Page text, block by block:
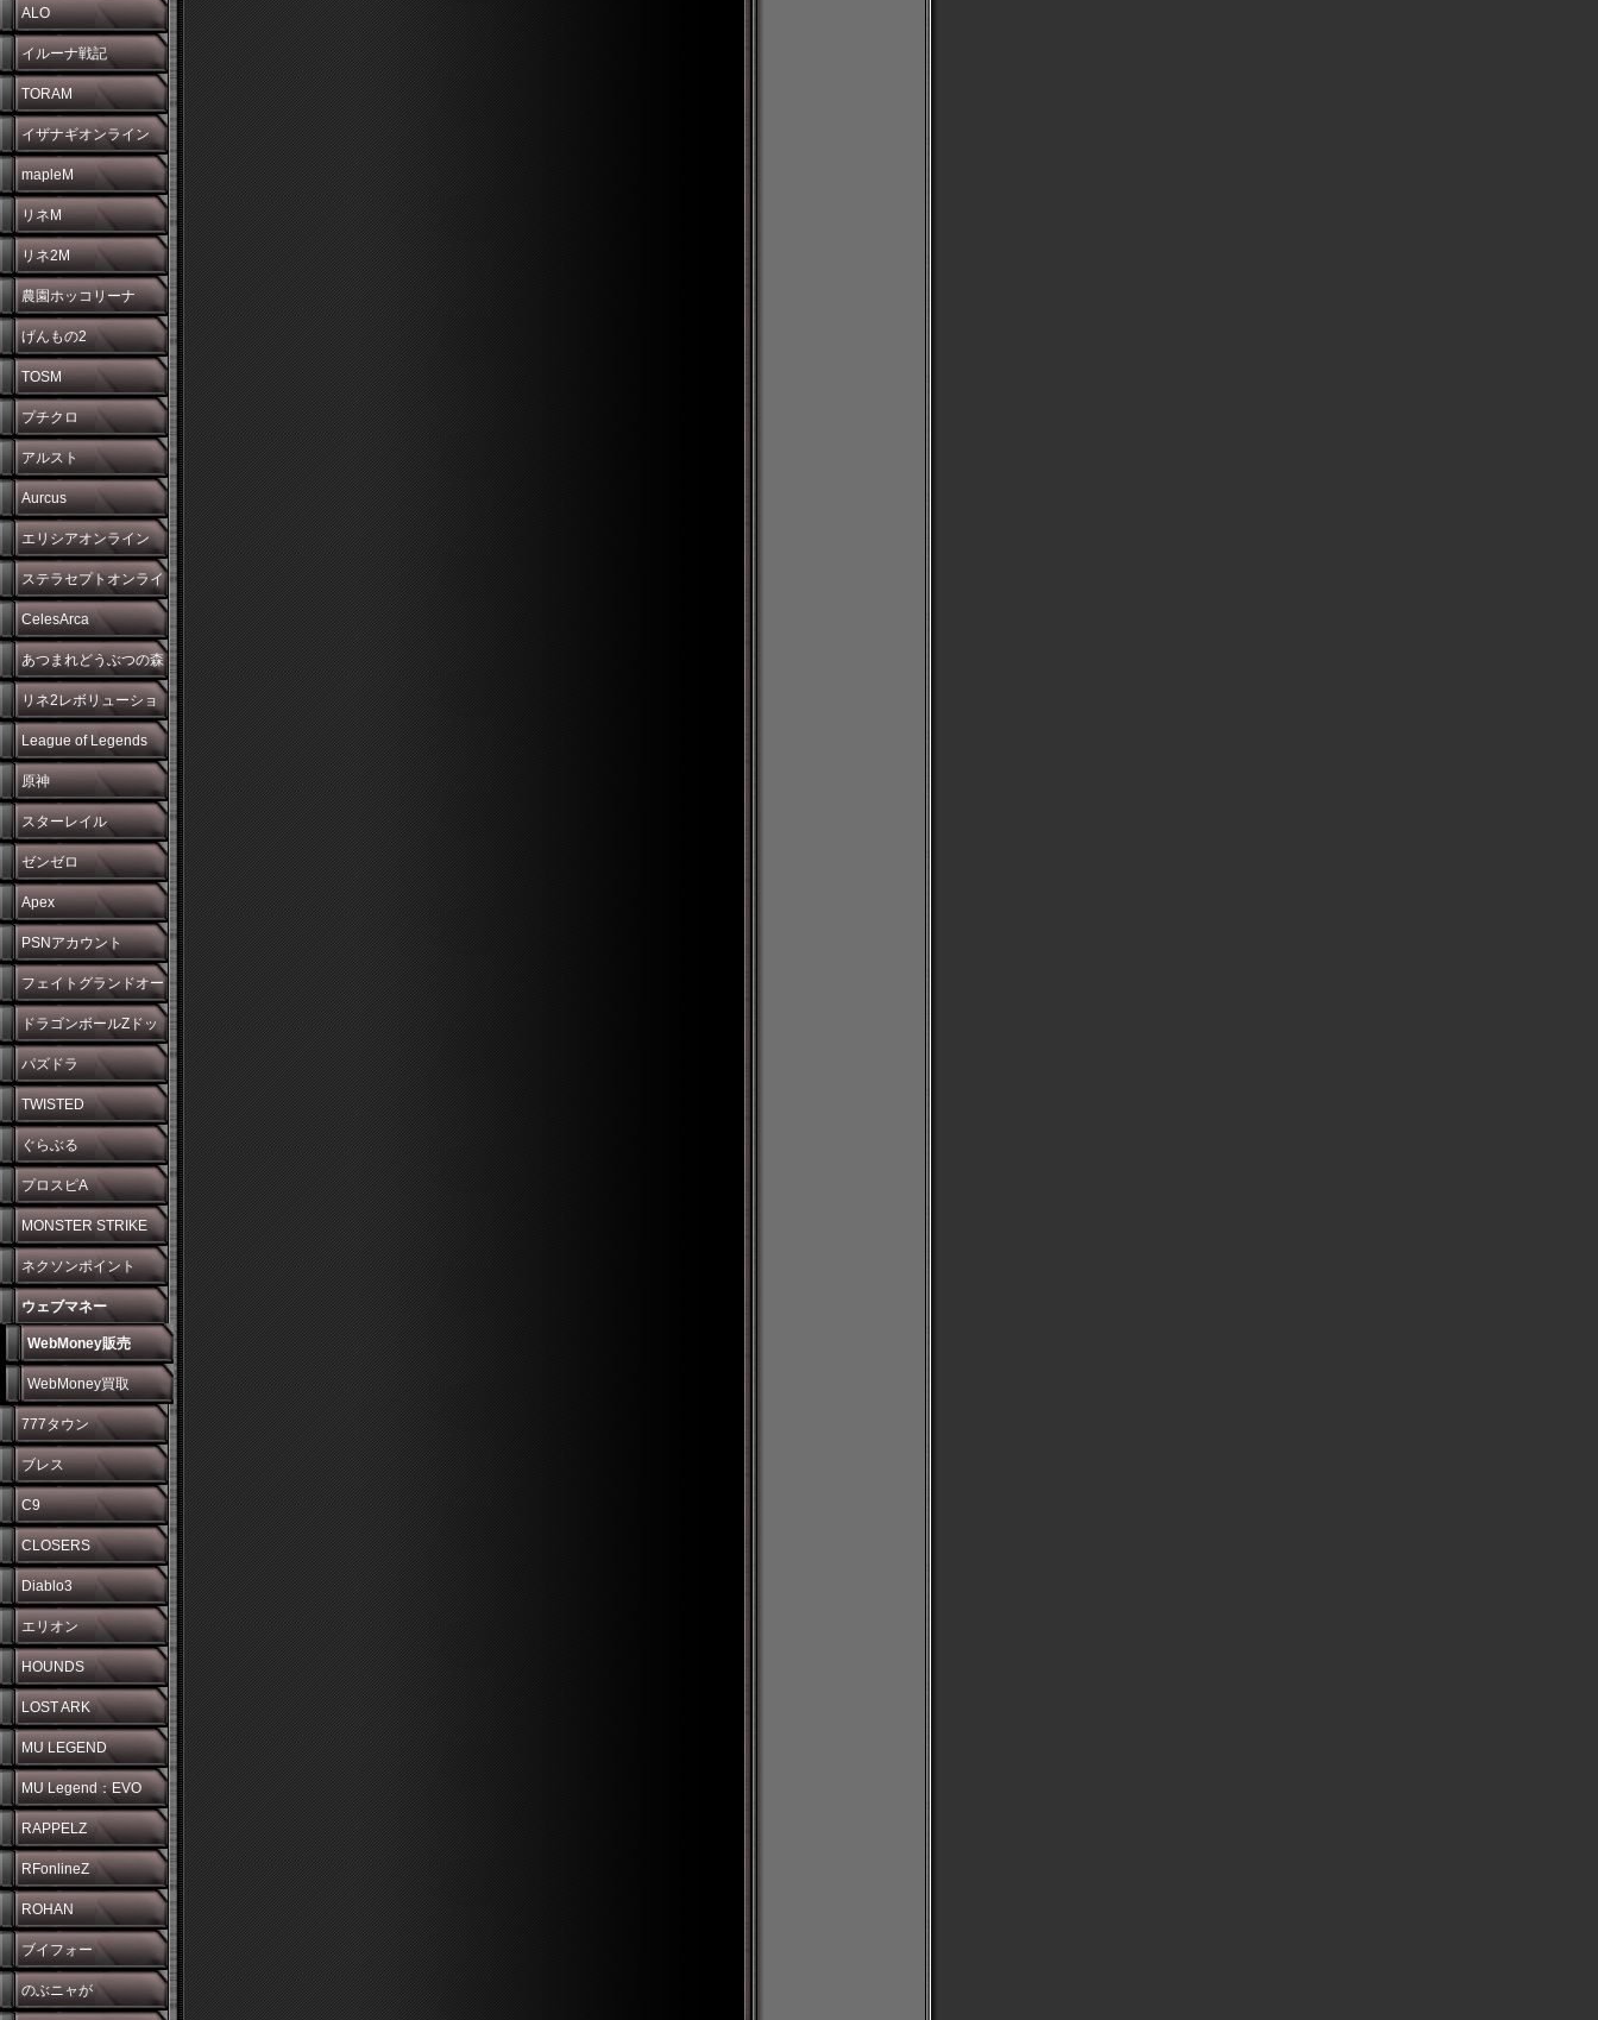
ALO
イルーナ戦記
TORAM
イザナギオンライン
mapleM
リネM
リネ2M
農園ホッコリーナ
げんもの2
TOSM
プチクロ
アルスト
Aurcus
エリシアオンライン
ステラセプトオンライ
ン
CelesArca
あつまれどうぶつの森
リネ2レボリューショ
ン
League of Legends
原神
スターレイル
ゼンゼロ
Apex
PSNアカウント
フェイトグランドオー
ダー
ドラゴンボールZドッ
カンバトル
パズドラ
TWISTED
WONDERLAND
ぐらぶる
プロスピA
MONSTER STRIKE
ネクソンポイント
ウェブマネー
WebMoney販売
WebMoney買取
777タウン
ブレス
C9
CLOSERS
Diablo3
エリオン
HOUNDS
LOST ARK
MU LEGEND
MU Legend：EVO
RAPPELZ
RFonlineZ
ROHAN
ブイフォー
のぶニャが